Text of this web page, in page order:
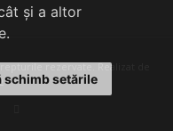
și a altor
schimb setările
rezervate. Realizat de